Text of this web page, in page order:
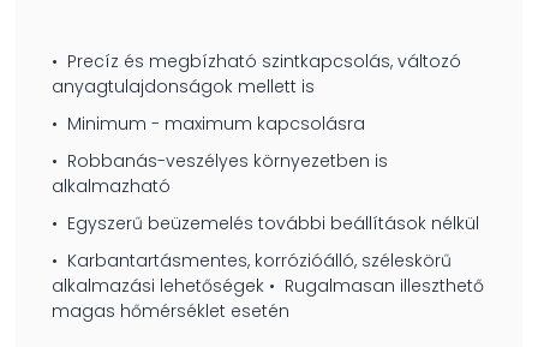
• Precíz és megbízható szintkapcsolás, változó
anyagtulajdonságok mellett is
• Minimum - maximum kapcsolásra
• Robbanás-veszélyes környezetben is
alkalmazható
• Egyszerű beüzemelés további beállítások nélkül
• Karbantartásmentes, korrózióálló, széleskörű
alkalmazási lehetőségek • Rugalmasan illeszthető
magas hőmérséklet esetén